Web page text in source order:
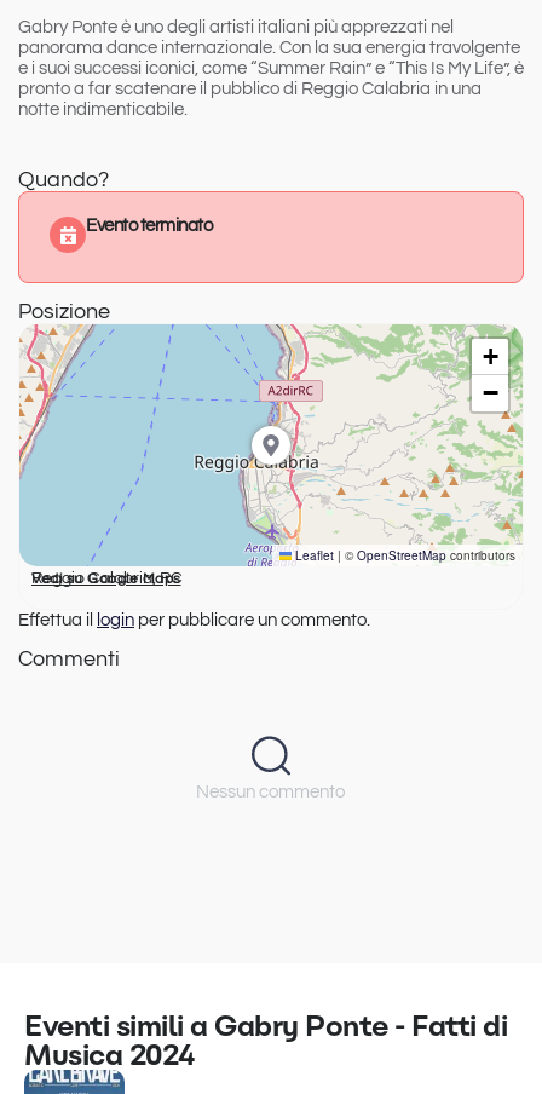
Gabry Ponte è uno degli artisti italiani più apprezzati nel
panorama dance internazionale. Con la sua energia travolgente
e i suoi successi iconici, come “Summer Rain” e “This Is My Life”, è
pronto a far scatenare il pubblico di Reggio Calabria in una
notte indimenticabile.
Quando?
Evento terminato
Posizione
+
−
Leaflet | ©OpenStreetMap contributors
Reggio Calabria, RC
Vedi su Google Maps
Effettua il login per pubblicare un commento.
Commenti
Nessun commento
Eventi simili a Gabry Ponte - Fatti di
Musica 2024